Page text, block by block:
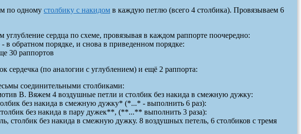
по одному столбику с накидом в каждую петлю (всего 4 столбика). Провязываем 6
углубление сердца по схеме, провязывая в каждом раппорте поочередно:
в обратном порядке, и снова в приведенном порядке:
30 раппортов
сердечка (по аналогии с углублением) и ещё 2 раппорта:
соединительными столбиками:
B. Вяжем 4 воздушные петли и столбик без накида в смежную дужку:
без накида в смежную дужку* (*...* - выполнить 6 раз):
без накида в пару дужек**, (**...** выполнить 3 раза):
столбик без накида в смежную дужку. 8 воздушных петель, 6 столбиков с тремя